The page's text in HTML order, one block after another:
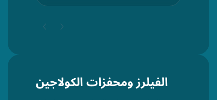
الفيلرز ومحفزات الكولاجين